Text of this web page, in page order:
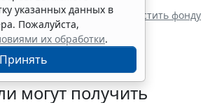
охране труда
работодателя возместить фонду
могут получить
указанных данных в
Пожалуйста,
их обработки.
Принять